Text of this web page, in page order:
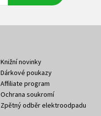
Knižní novinky
Dárkové poukazy
Affiliate program
Ochrana soukromí
Zpětný odběr elektroodpadu